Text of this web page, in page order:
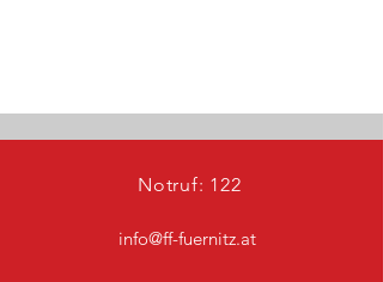
Notruf: 122
info@ff-fuernitz.at